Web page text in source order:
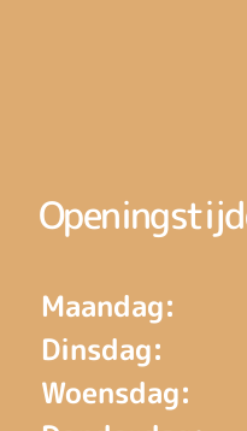
Maandag:
Dinsdag:
Woensdag: